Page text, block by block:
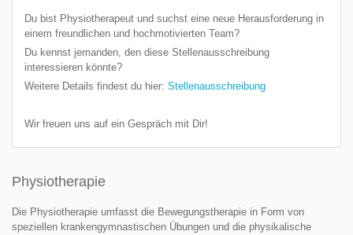
Du bist Physiotherapeut und suchst eine neue Herausforderung in
einem freundlichen und hochmotivierten Team?
Du kennst jemanden, den diese Stellenausschreibung
interessieren könnte?
Weitere Details findest du hier: Stellenausschreibung
Wir freuen uns auf ein Gespräch mit Dir!
Physiotherapie
Die Physiotherapie umfasst die Bewegungstherapie in Form von
speziellen krankengymnastischen Übungen und die physikalische